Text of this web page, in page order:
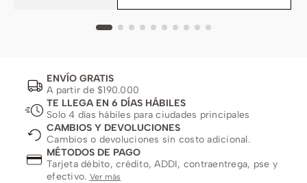
ENVÍO GRATIS
A partir de $190.000
TE LLEGA EN 6 DÍAS HÁBILES
Solo 4 días hábiles para ciudades principales
CAMBIOS Y DEVOLUCIONES
Cambios o devoluciones sin costo adicional.
MÉTODOS DE PAGO
Tarjeta débito, crédito, ADDI, contraentrega, pse y
efectivo. Ver más